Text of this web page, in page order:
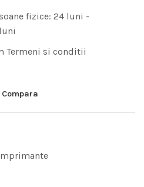
fizice: 24 luni -
Termeni si conditii
Compara